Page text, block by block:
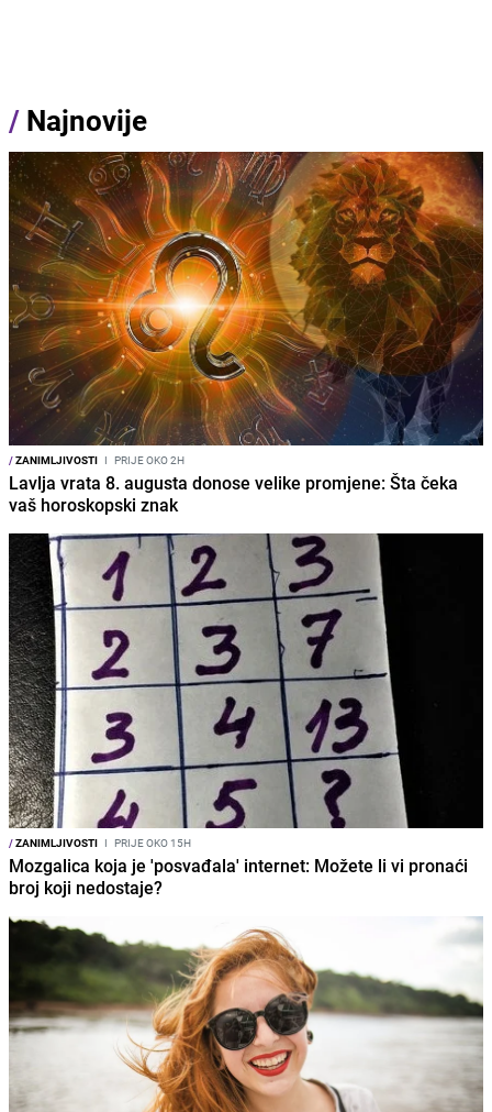
/ Najnovije
/ZANIMLJIVOSTI I PRIJE OKO 2H
Lavlja vrata 8. augusta donose velike promjene: Šta čeka
vaš horoskopski znak
/ZANIMLJIVOSTI I PRIJE OKO 15H
Mozgalica koja je 'posvađala' internet: Možete li vi pronaći
broj koji nedostaje?